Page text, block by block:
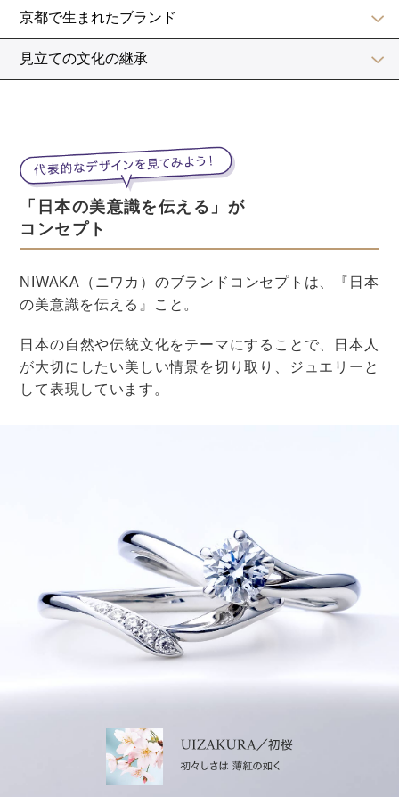
同じように見えるデザインでも、隙間を作ってダイヤの
数を少なくして価格を下げているブランドもあるので注
チェックポイント2
ダイヤモンドを留める爪の大きさや並び
ダイヤを留める爪の大きさにバラつきがあったり、爪同
士が一列にならずガタついていたりすると、指輪全体の
爪の大きさが揃っていて、一列にきれいに並んでいる
と、完成度が高く見た目の印象もすっきりとします。